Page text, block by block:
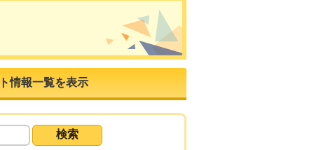
情報一覧を表示